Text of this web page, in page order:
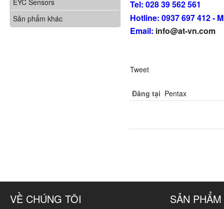
EYC Sensors
Sản phẩm khác
Tel: 028 39 562 561
Hotline: 0937 697 412 -
Email: info@at-vn.com
Tweet
Đăng tại Pentax
VỀ CHÚNG TÔI SẢN PHẨM